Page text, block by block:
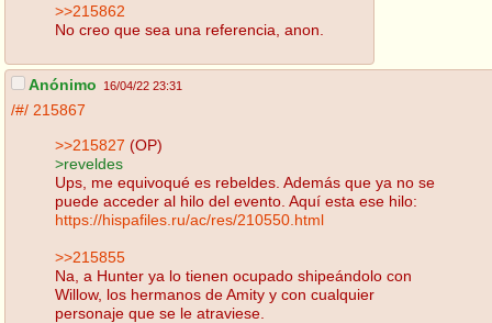
>>215862
No creo que sea una referencia, anon.
Anónimo 16/04/22 23:31
/#/ 215867
>>215827 (OP)
>reveldes
Ups, me equivoqué es rebeldes. Además que ya no se
puede acceder al hilo del evento. Aquí esta ese hilo:
https://hispafiles.ru/ac/res/210550.html
>>215855
Na, a Hunter ya lo tienen ocupado shipeándolo con
Willow, los hermanos de Amity y con cualquier
personaje que se le atraviese.